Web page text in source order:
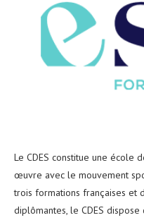
Le CDES constitue une école
œuvre avec le mouvement
trois formations françaises et
diplômantes, le CDES dispose